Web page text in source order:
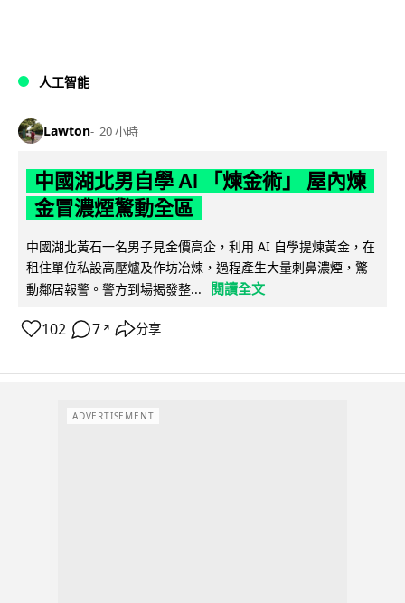
人工智能
Lawton 20 小時
中國湖北男自學 AI 「煉金術」 屋內煉
金冒濃煙驚動全區
中國湖北黃石一名男子見金價高企，利用 AI 自學提煉黃金，在
租住單位私設高壓爐及作坊冶煉，過程產生大量刺鼻濃煙，驚
動鄰居報警。警方到場揭發整...
閱讀全文
102 7 ↗ 分享
ADVERTISEMENT